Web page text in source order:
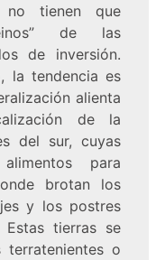
tienen que
de las
de inversión.
la tendencia es
alienta
de la
del sur, cuyas
para
brotan los
y los postres
Estas tierras se
terratenientes o